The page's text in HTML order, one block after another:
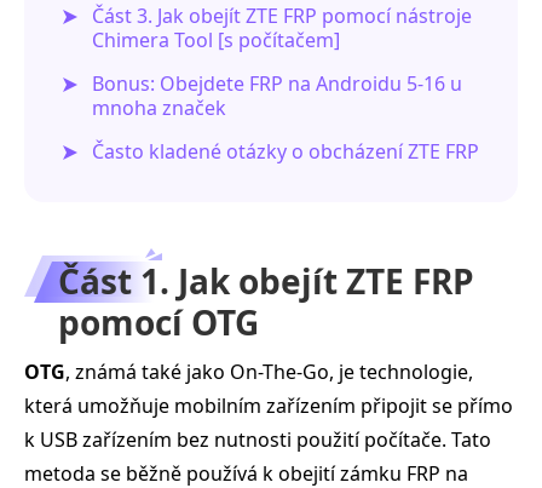
Část 3. Jak obejít ZTE FRP pomocí nástroje
Chimera Tool [s počítačem]
Bonus: Obejdete FRP na Androidu 5-16 u
mnoha značek
Často kladené otázky o obcházení ZTE FRP
Část 1. Jak obejít ZTE FRP
pomocí OTG
OTG, známá také jako On-The-Go, je technologie,
která umožňuje mobilním zařízením připojit se přímo
k USB zařízením bez nutnosti použití počítače. Tato
metoda se běžně používá k obejití zámku FRP na